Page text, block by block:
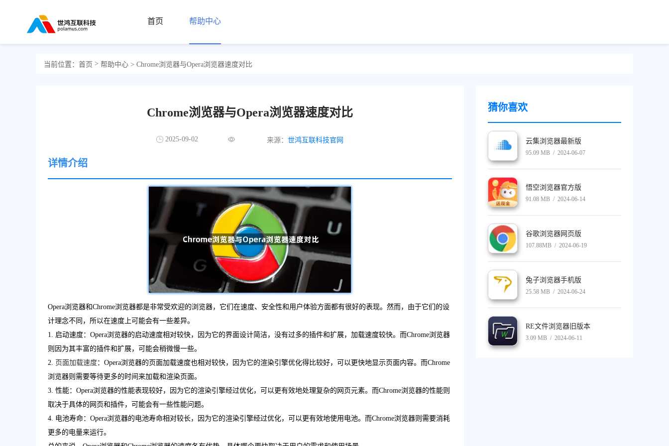
首页 帮助中心
当前位置： 首页 > 帮助中心 > Chrome浏览器与Opera浏览器速度对比
Chrome浏览器与Opera浏览器速度对比
2025-09-02 来源： 世鸿互联科技官网
详情介绍
Opera浏览器和Chrome浏览器都是非常受欢迎的浏览器，它们在速度、安全性和用户体验方面都有很好的表现。然而，由于它们的设
计理念不同，所以在速度上可能会有一些差异。
1. 启动速度：Opera浏览器的启动速度相对较快，因为它的界面设计简洁，没有过多的插件和扩展，加载速度较快。而Chrome浏览器
则因为其丰富的插件和扩展，可能会稍微慢一些。
2. 页面加载速度：Opera浏览器的页面加载速度也相对较快，因为它的渲染引擎优化得比较好，可以更快地显示页面内容。而Chrome
浏览器则需要等待更多的时间来加载和渲染页面。
3. 性能：Opera浏览器的性能表现较好，因为它的渲染引擎经过优化，可以更有效地处理复杂的网页元素。而Chrome浏览器的性能则
取决于具体的网页和插件，可能会有一些性能问题。
4. 电池寿命：Opera浏览器的电池寿命相对较长，因为它的渲染引擎经过优化，可以更有效地使用电池。而Chrome浏览器则需要消耗
更多的电量来运行。
猜你喜欢
云集浏览器最新版
95.09 MB / 2024-06-07
悟空浏览器官方版
91.08 MB / 2024-06-14
谷歌浏览器网页版
107.88MB / 2024-06-19
兔子浏览器手机版
25.58 MB / 2024-06-24
RE文件浏览器旧版本
3.09 MB / 2024-06-11